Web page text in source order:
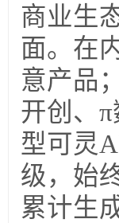
商业生
面。在
意产品
开创、
型可灵
级，始
累计生